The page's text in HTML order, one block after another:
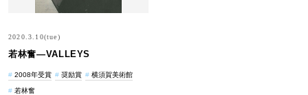
2020.3.10(tue)
若林奮―VALLEYS
2008年受賞 奨励賞 横須賀美術館
若林奮